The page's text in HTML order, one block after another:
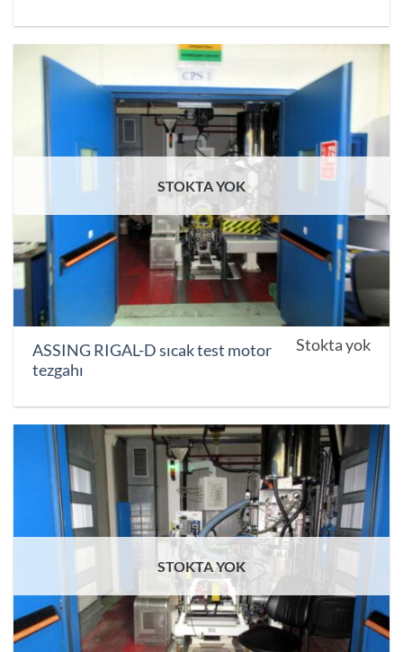
STOKTA YOK
ASSING RIGAL-D sıcak test motor
tezgahı
Stokta yok
STOKTA YOK